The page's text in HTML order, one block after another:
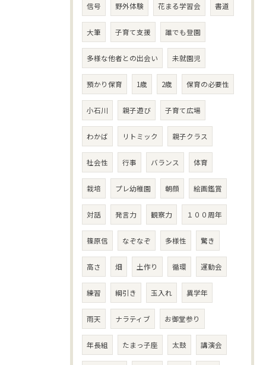
信号 野外体験 花まる学習会 書道
大筆 子育て支援 誰でも登園
多様な他者との出会い 未就園児
預かり保育 1歳 2歳 保育の必要性
小石川 親子遊び 子育て広場
わかば リトミック 親子クラス
社会性 行事 バランス 体育
栽培 プレ幼稚園 朝顔 絵画鑑賞
対話 発言力 観察力 １００周年
篠原信 なぞなぞ 多様性 驚き
高さ 畑 土作り 循環 運動会
練習 綱引き 玉入れ 異学年
雨天 ナラティブ お御堂参り
年長組 たまっ子座 太鼓 講演会